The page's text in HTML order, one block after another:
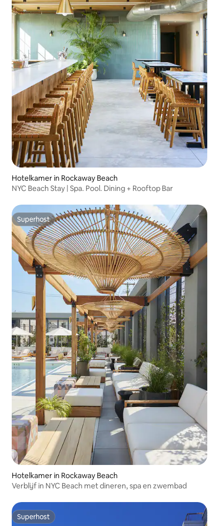
Hotelkamer in Rockaway Beach
NYC Beach Stay | Spa. Pool. Dining + Rooftop Bar
Superhost
Superhost
Hotelkamer in Rockaway Beach
Verblijf in NYC Beach met dineren, spa en zwembad
Superhost
Superhost